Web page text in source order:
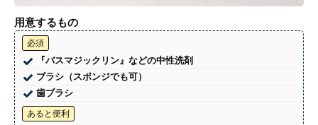
用意するもの
必須
『バスマジックリン』などの中性洗剤
ブラシ（スポンジでも可）
歯ブラシ
あると便利